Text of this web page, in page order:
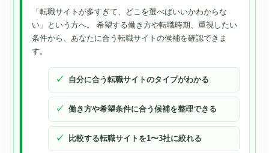
「転職サイトが多すぎて、どこを選べばいいかわからな
い」という方へ。 希望する働き方や転職時期、重視したい
条件から、あなたに合う転職サイトの候補を確認できま
す。
自分に合う転職サイトのタイプがわかる
働き方や希望条件に合う候補を整理できる
比較する転職サイトを1〜3社に絞れる